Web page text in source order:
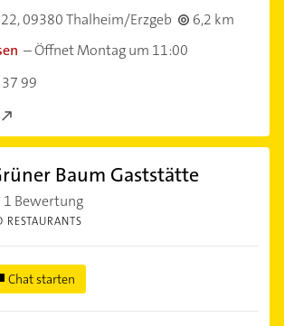
09380 Thalheim/Erzgeb
6,2 km
–Öffnet Montag um 11:00
99
Baum Gaststätte
1 Bewertung
RESTAURANTS
Chat starten